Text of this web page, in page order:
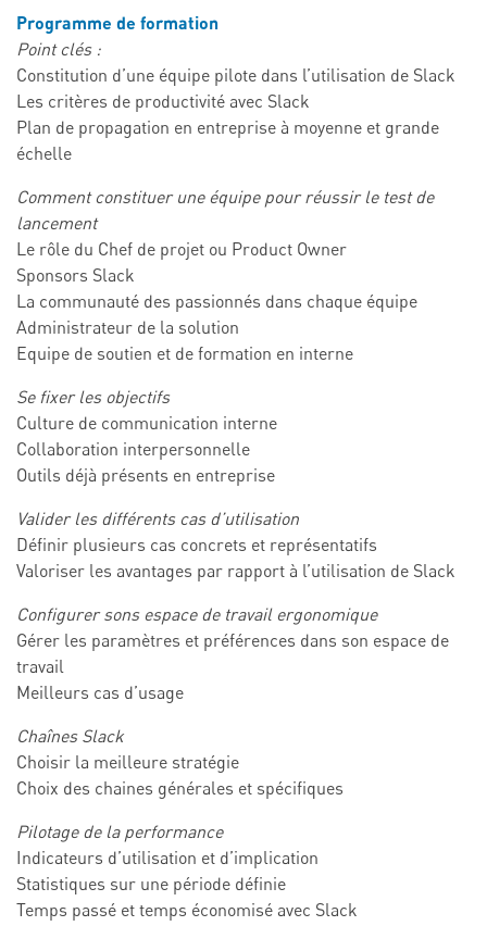
Programme de formation
Point clés :
Constitution d’une équipe pilote dans l’utilisation de Slack
Les critères de productivité avec Slack
Plan de propagation en entreprise à moyenne et grande
échelle
Comment constituer une équipe pour réussir le test de
lancement
Le rôle du Chef de projet ou Product Owner
Sponsors Slack
La communauté des passionnés dans chaque équipe
Administrateur de la solution
Equipe de soutien et de formation en interne
Se fixer les objectifs
Culture de communication interne
Collaboration interpersonnelle
Outils déjà présents en entreprise
Valider les différents cas d’utilisation
Définir plusieurs cas concrets et représentatifs
Valoriser les avantages par rapport à l’utilisation de Slack
Configurer sons espace de travail ergonomique
Gérer les paramètres et préférences dans son espace de
travail
Meilleurs cas d’usage
Chaînes Slack
Choisir la meilleure stratégie
Choix des chaines générales et spécifiques
Pilotage de la performance
Indicateurs d’utilisation et d’implication
Statistiques sur une période définie
Temps passé et temps économisé avec Slack